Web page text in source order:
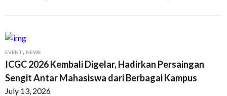
EVENT, NEWS
ICGC 2026 Kembali Digelar, Hadirkan Persaingan
Sengit Antar Mahasiswa dari Berbagai Kampus
July 13, 2026